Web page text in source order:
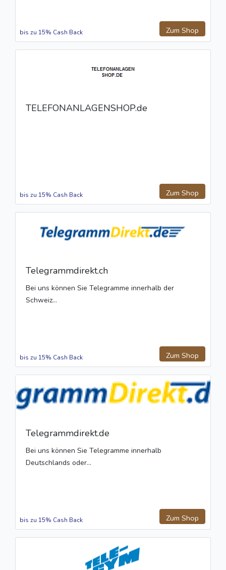
Zum Shop
bis zu 15% Cash Back
TELEFONANLAGENSHOP.de
Zum Shop
bis zu 15% Cash Back
Telegrammdirekt.ch
Bei uns können Sie Telegramme innerhalb der
Schweiz...
Zum Shop
bis zu 15% Cash Back
Telegrammdirekt.de
Bei uns können Sie Telegramme innerhalb
Deutschlands oder...
Zum Shop
bis zu 15% Cash Back